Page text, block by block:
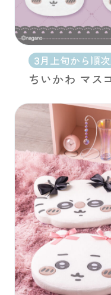
3月上旬から順
ちいかわ マス